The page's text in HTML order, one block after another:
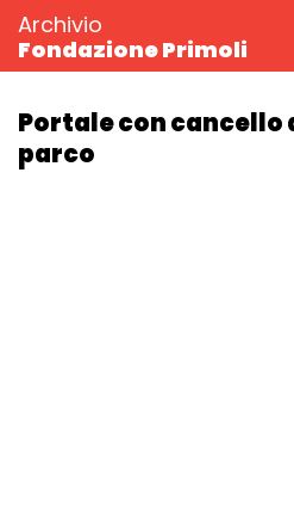
Archivio
Fondazione Primoli
Portale con cancello
parco